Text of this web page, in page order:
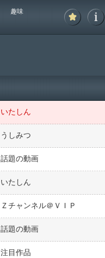
趣味
いたしん
うしみつ
話題の動画
いたしん
Ｚチャンネル＠ＶＩＰ
話題の動画
注目作品